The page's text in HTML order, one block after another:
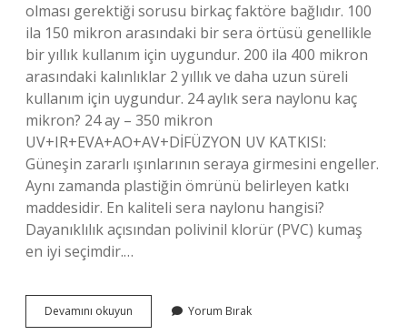
olması gerektiği sorusu birkaç faktöre bağlıdır. 100
ila 150 mikron arasındaki bir sera örtüsü genellikle
bir yıllık kullanım için uygundur. 200 ila 400 mikron
arasındaki kalınlıklar 2 yıllık ve daha uzun süreli
kullanım için uygundur. 24 aylık sera naylonu kaç
mikron? 24 ay – 350 mikron
UV+IR+EVA+AO+AV+DİFÜZYON UV KATKISI:
Güneşin zararlı ışınlarının seraya girmesini engeller.
Aynı zamanda plastiğin ömrünü belirleyen katkı
maddesidir. En kaliteli sera naylonu hangisi?
Dayanıklılık açısından polivinil klorür (PVC) kumaş
en iyi seçimdir.…
Devamını okuyun
Mikron
Yorum Bırak